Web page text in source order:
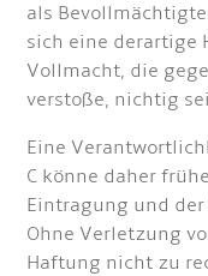
als
sich eine derartige
Vollmacht, die
verstoße, nichtig
Eine
C könne daher
Eintragung und
Ohne Verletzung
Haftung nicht zu